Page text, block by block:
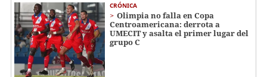
CRÓNICA
Olimpia no falla en Copa
Centroamericana: derrota a
UMECIT y asalta el primer lugar del
grupo C